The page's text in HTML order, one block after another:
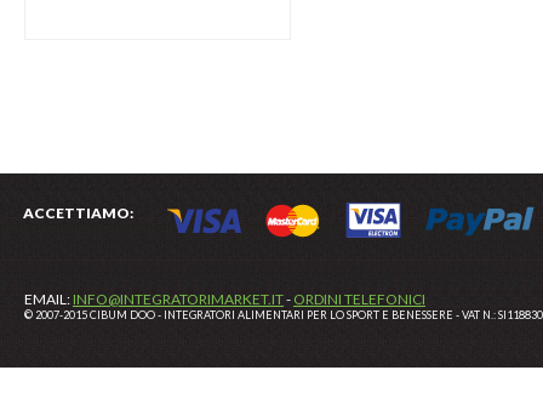
ACCETTIAMO:
EMAIL: INFO@INTEGRATORIMARKET.IT- ORDINI TELEFONICI
© 2007-2015 CIBUM DOO - INTEGRATORI ALIMENTARI PER LO SPORT E BENESSERE - VAT N.: